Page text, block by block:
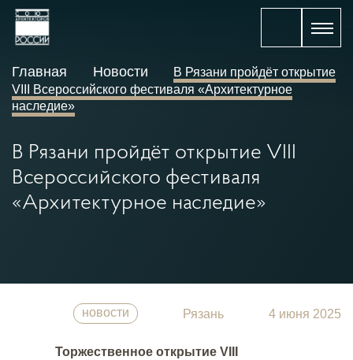
Главная Новости
В Рязани пройдёт открытие
VIII Всероссийского фестиваля «Архитектурное
наследие»
В Рязани пройдёт открытие VIII
Всероссийского фестиваля
«Архитектурное наследие»
новости Рязань 4 июня 2025
Торжественное открытие VIII